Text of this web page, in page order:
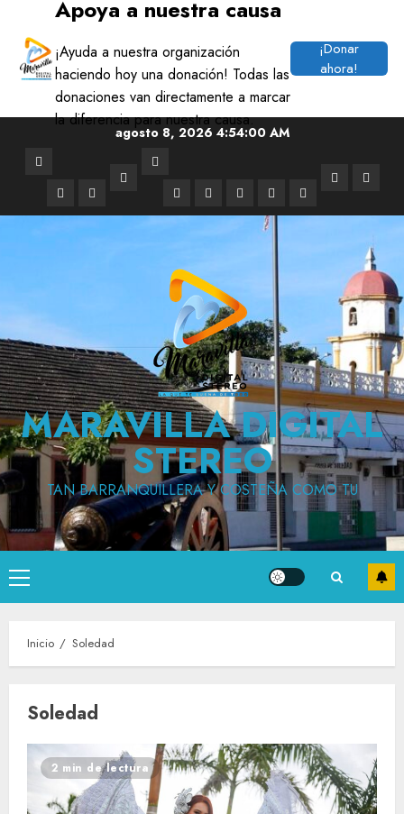
modal-checkApoya a nuestra causa
¡Ayuda a nuestra organización
haciendo hoy una donación! Todas las
donaciones van directamente a marcar
la diferencia para nuestra causa.
¡Donar
ahora!
contenido
agosto 8, 20264:54:01 AM
Noticias
Regionales
Soledad
Deportes
Mundo
MusicaTecnologia
Medio
Ambiente
Cine
y
Salud
LAS
DE
LA
MARAVILLA DIGITAL
STEREO
TAN BARRANQUILLERA Y COSTEÑA COMO TU
Menú
principal
Inicio Soledad
Soledad
2 min de lectura